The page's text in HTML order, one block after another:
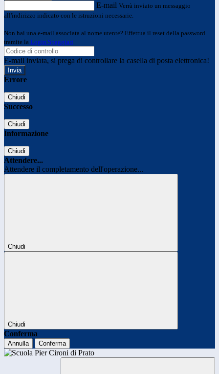
E-mail Verrà inviato un messaggio
all'indirizzo indicato con le istruzioni necessarie.
Non hai una e-mail associata al nome utente? Effettua il reset della password
tramite la Login Spaggiari
E-mail inviata, si prega di controllare la casella di posta elettronica!
Errore
Chiudi
Successo
Chiudi
Informazione
Chiudi
Attendere...
Attendere il completamento dell'operazione...
Chiudi
Chiudi
Conferma
Annulla Conferma